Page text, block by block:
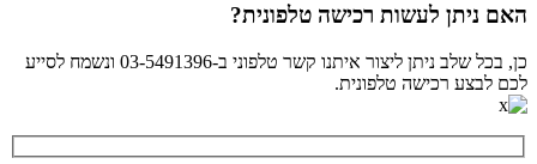
האם ניתן לעשות רכישה טלפונית?
כן, בכל שלב ניתן ליצור איתנו קשר טלפוני ב-03-5491396 ונשמח לסייע
לכם לבצע רכישה טלפונית.